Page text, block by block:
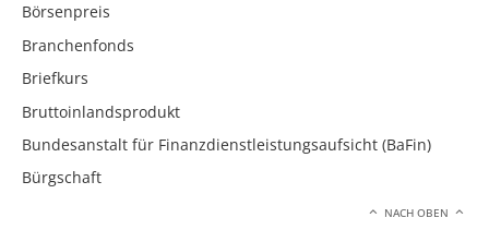
Börsenpreis
Branchenfonds
Briefkurs
Bruttoinlandsprodukt
Bundesanstalt für Finanzdienstleistungsaufsicht (BaFin)
Bürgschaft
NACH OBEN